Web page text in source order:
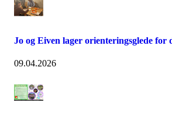
Jo og Eiven lager orienteringsglede for
09.04.2026